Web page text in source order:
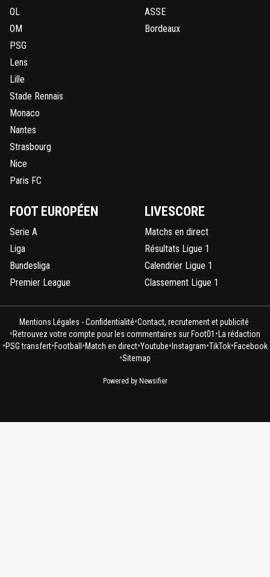
OL
OM
PSG
Lens
Lille
Stade Rennais
Monaco
Nantes
Strasbourg
Nice
Paris FC
ASSE
Bordeaux
FOOT EUROPÉEN
Serie A
Liga
Bundesliga
Premier League
LIVESCORE
Matchs en direct
Résultats Ligue 1
Calendrier Ligue 1
Classement Ligue 1
Mentions Légales - Confidentialité•Contact, recrutement et publicité
•Retrouvez votre compte pour les commentaires sur Foot01 •La rédaction
•PSG transfert•Football •Match en direct•Youtube• Instagram•TikTok•Facebook
•Sitemap
Powered by Newsifier